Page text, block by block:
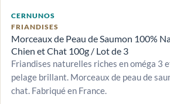
CERNUNOS
FRIANDISES
Morceaux de Peau de Saumon 100%
Chien et Chat 100g / Lot de 3
Friandises naturelles riches en oméga 3
pelage brillant. Morceaux de peau de
chat. Fabriqué en France.